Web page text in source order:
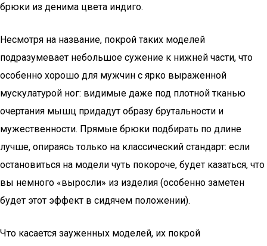
брюки из денима цвета индиго.
Несмотря на название, покрой таких моделей
подразумевает небольшое сужение к нижней части, что
особенно хорошо для мужчин с ярко выраженной
мускулатурой ног: видимые даже под плотной тканью
очертания мышц придадут образу брутальности и
мужественности. Прямые брюки подбирать по длине
лучше, опираясь только на классический стандарт: если
остановиться на модели чуть покороче, будет казаться, что
вы немного «выросли» из изделия (особенно заметен
будет этот эффект в сидячем положении).
Что касается зауженных моделей, их покрой